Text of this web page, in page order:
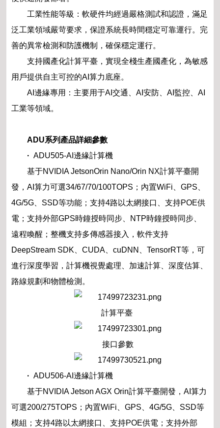
工業性能等級：軟硬件均經過嚴格測試和認證，滿足
泛工業領域嚴苛要求，保證系統長時間穩定可靠運行。完
善的異常檢測和防護機制，確保穩定運行。
支持國產化計算平臺，實現全棧生產國產化，為敏感
用戶提供自主可控的AI算力底座。
AI邊緣專用：主要用于AI交通、AI安防、AI監控、AI
工業等領域。
ADU系列產品詳細參數
·ADU505-AI邊緣計算機
基于NVIDIA JetsonOrin Nano/Orin NX計算平臺開
發，AI算力可選34/67/70/100TOPS；內置WiFi、GPS、
4G/5G、SSD等功能；支持4路以太網接口、支持POE供
電；支持外部GPS時鐘授時同步、NTP時鐘授時同步、
遠程喚醒；整機支持多傳感器接入，軟件支持
DeepStream SDK、CUDA、cuDNN、TensorRT等，可
進行深度學習，計算機視覺處理、加速計算、深度估算、
路線規劃和物體檢測。
計算平臺
接口參數
·ADU506-AI邊緣計算機
基于NVIDIA Jetson AGX Orin計算平臺開發，AI算力
可選200/275TOPS；內置WiFi、GPS、4G/5G、SSD等
模組；支持4路以太網接口、支持POE供電；支持外部